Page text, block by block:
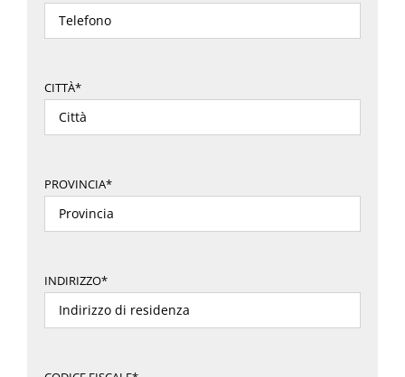
CITTÀ*
PROVINCIA*
INDIRIZZO*